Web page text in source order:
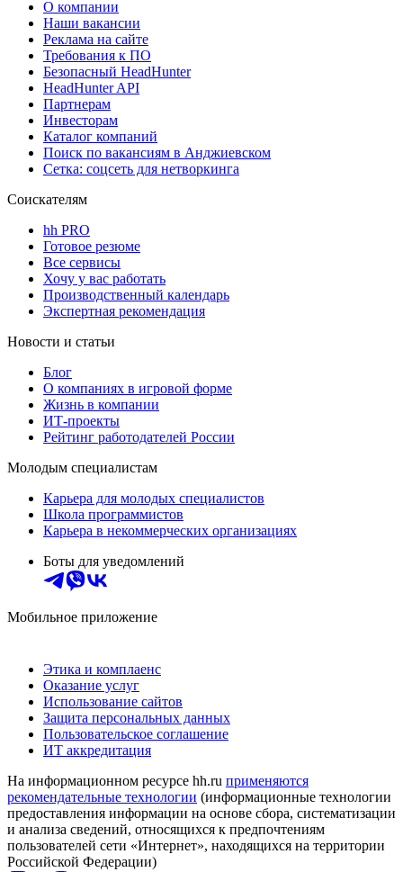
О компании
Наши вакансии
Реклама на сайте
Требования к ПО
Безопасный HeadHunter
HeadHunter API
Партнерам
Инвесторам
Каталог компаний
Поиск по вакансиям в Анджиевском
Сетка: соцсеть для нетворкинга
Соискателям
hh PRO
Готовое резюме
Все сервисы
Хочу у вас работать
Производственный календарь
Экспертная рекомендация
Новости и статьи
Блог
О компаниях в игровой форме
Жизнь в компании
ИТ-проекты
Рейтинг работодателей России
Молодым специалистам
Карьера для молодых специалистов
Школа программистов
Карьера в некоммерческих организациях
Боты для уведомлений
Мобильное приложение
Этика и комплаенс
Оказание услуг
Использование сайтов
Защита персональных данных
Пользовательское соглашение
ИТ аккредитация
На информационном ресурсе hh.ru применяются
рекомендательные технологии (информационные технологии
предоставления информации на основе сбора, систематизации
и анализа сведений, относящихся к предпочтениям
пользователей сети «Интернет», находящихся на территории
Российской Федерации)